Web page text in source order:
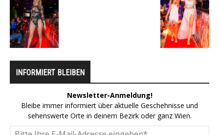
INFORMIERT BLEIBEN
Newsletter-Anmeldung!
Bleibe immer informiert über aktuelle Geschehnisse und
sehenswerte Orte in deinem Bezirk oder ganz Wien.